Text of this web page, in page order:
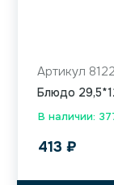
В наличии:
Артикул
Блюдо
413 ₽